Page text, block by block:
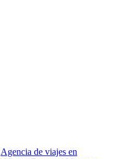
Agencia de viajes en